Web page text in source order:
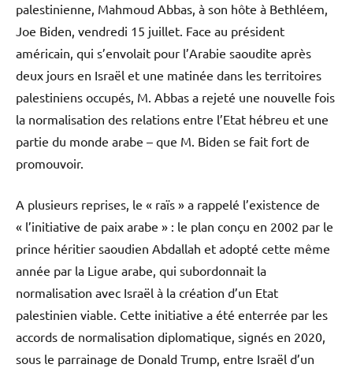
palestinienne, Mahmoud Abbas, à son hôte à Bethléem,
Joe Biden, vendredi 15 juillet. Face au président
américain, qui s’envolait pour l’Arabie saoudite après
deux jours en Israël et une matinée dans les territoires
palestiniens occupés, M. Abbas a rejeté une nouvelle fois
la normalisation des relations entre l’Etat hébreu et une
partie du monde arabe – que M. Biden se fait fort de
promouvoir.
A plusieurs reprises, le « raïs » a rappelé l’existence de
« l’initiative de paix arabe » : le plan conçu en 2002 par le
prince héritier saoudien Abdallah et adopté cette même
année par la Ligue arabe, qui subordonnait la
normalisation avec Israël à la création d’un Etat
palestinien viable. Cette initiative a été enterrée par les
accords de normalisation diplomatique, signés en 2020,
sous le parrainage de Donald Trump, entre Israël d’un